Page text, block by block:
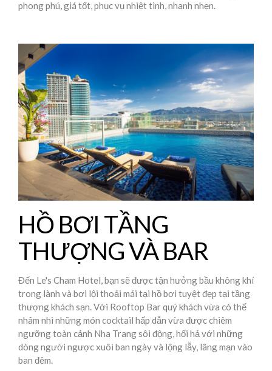
phong phú, giá tốt, phục vụ nhiệt tình, nhanh nhẹn.
HỒ BƠI TẦNG
THƯỢNG VÀ BAR
Đến Le's Cham Hotel, bạn sẽ được tận hưởng bầu không khí
trong lành và bơi lội thoải mái tại hồ bơi tuyệt đẹp tại tầng
thượng khách sạn. Với Rooftop Bar quý khách vừa có thể
nhâm nhi những món cocktail hấp dẫn vừa được chiêm
ngưỡng toàn cảnh Nha Trang sôi động, hối hả với những
dòng người ngược xuôi ban ngày và lộng lẫy, lãng mạn vào
ban đêm.